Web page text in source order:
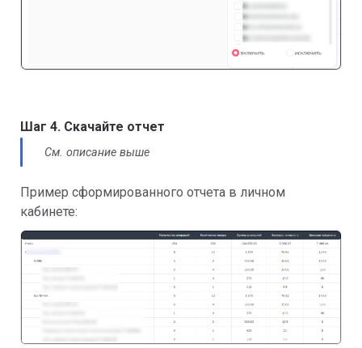
Шаг 4. Скачайте отчет
См. описание выше
Пример сформированного отчета в личном
кабинете: